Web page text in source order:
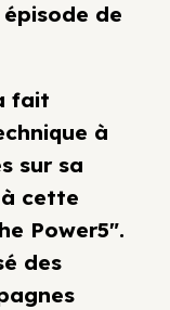
de
fait
à
sur sa
cette
Power5".
des